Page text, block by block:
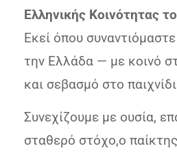
Ελληνικής Κοινότητας
Εκεί όπου
την Ελλάδα — με κοινό
και σεβασμό στο
Συνεχίζουμε με ουσία,
σταθερό στόχο,ο